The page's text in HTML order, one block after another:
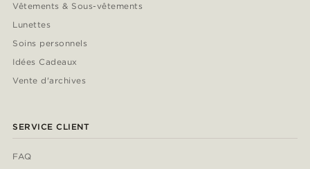
Vêtements & Sous-vêtements
Lunettes
Soins personnels
Idées Cadeaux
Vente d'archives
SERVICE CLIENT
FAQ